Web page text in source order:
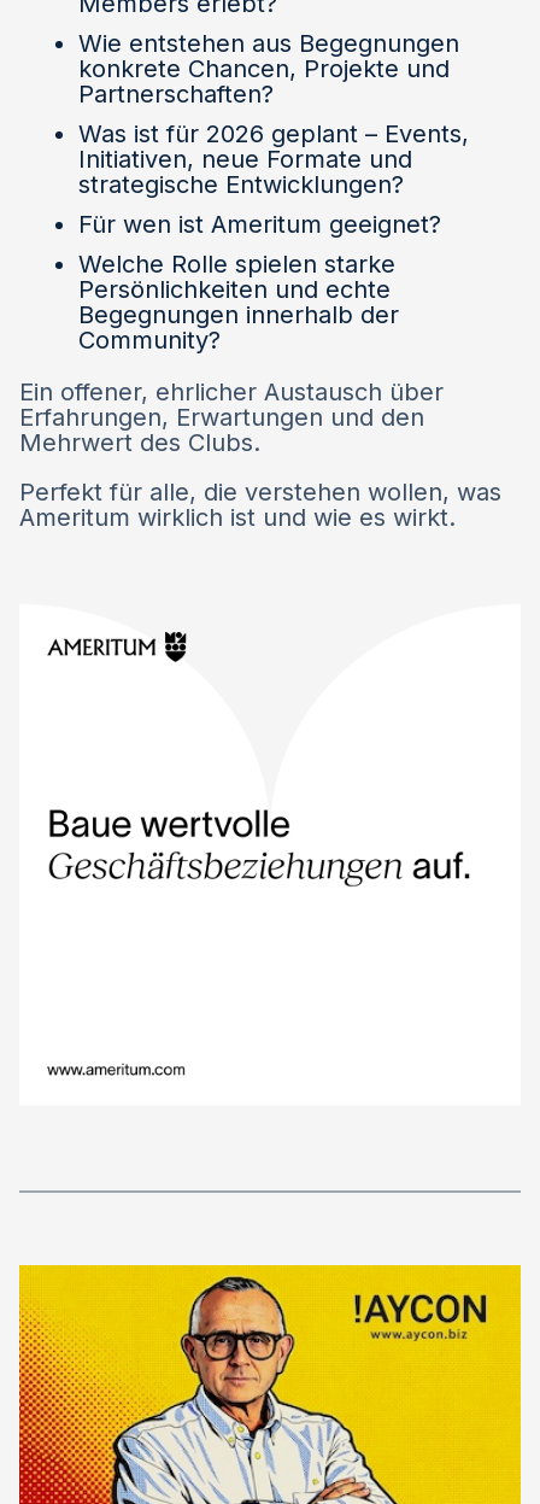
Wie entstehen aus Begegnungen
konkrete Chancen, Projekte und
Partnerschaften?
Was ist für 2026 geplant – Events,
Initiativen, neue Formate und
strategische Entwicklungen?
Für wen ist Ameritum geeignet?
Welche Rolle spielen starke
Persönlichkeiten und echte
Begegnungen innerhalb der
Community?
Ein offener, ehrlicher Austausch über
Erfahrungen, Erwartungen und den
Mehrwert des Clubs.
Perfekt für alle, die verstehen wollen, was
Ameritum wirklich ist und wie es wirkt.